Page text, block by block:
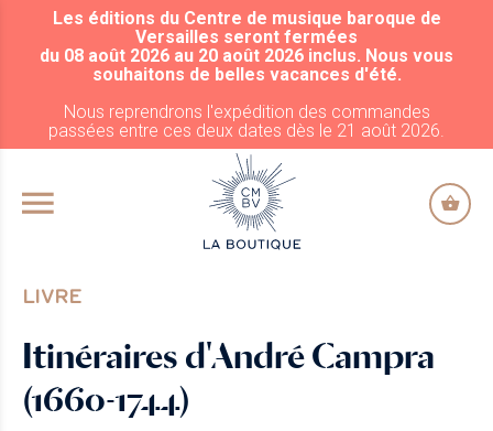
ALLER AU CONTENU PRINCIPAL
Les éditions du Centre de musique baroque de
Versailles seront fermées
du 08 août 2026 au 20 août 2026 inclus. Nous vous
souhaitons de belles vacances d'été.
Nous reprendrons l'expédition des commandes
passées entre ces deux dates dès le 21 août 2026.
LIVRE
Itinéraires d'André Campra
(1660-1744)